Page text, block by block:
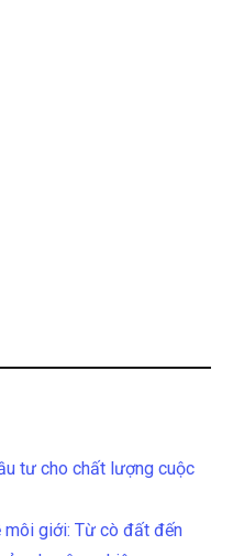
tư cho chất lượng cuộc
môi giới: Từ cò đất đến